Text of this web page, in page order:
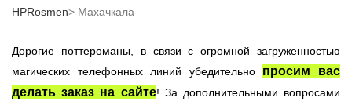
Учебники Хогвартса
Гарри Поттер на английском
Настольные игры
HPRosmen Махачкала
Дорогие поттероманы, в связи с огромной загруженностью
магических телефонных линий убедительно просим вас
делать заказ на сайте! За дополнительными вопросами